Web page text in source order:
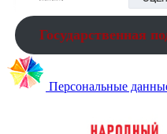
Государственная
Персональные